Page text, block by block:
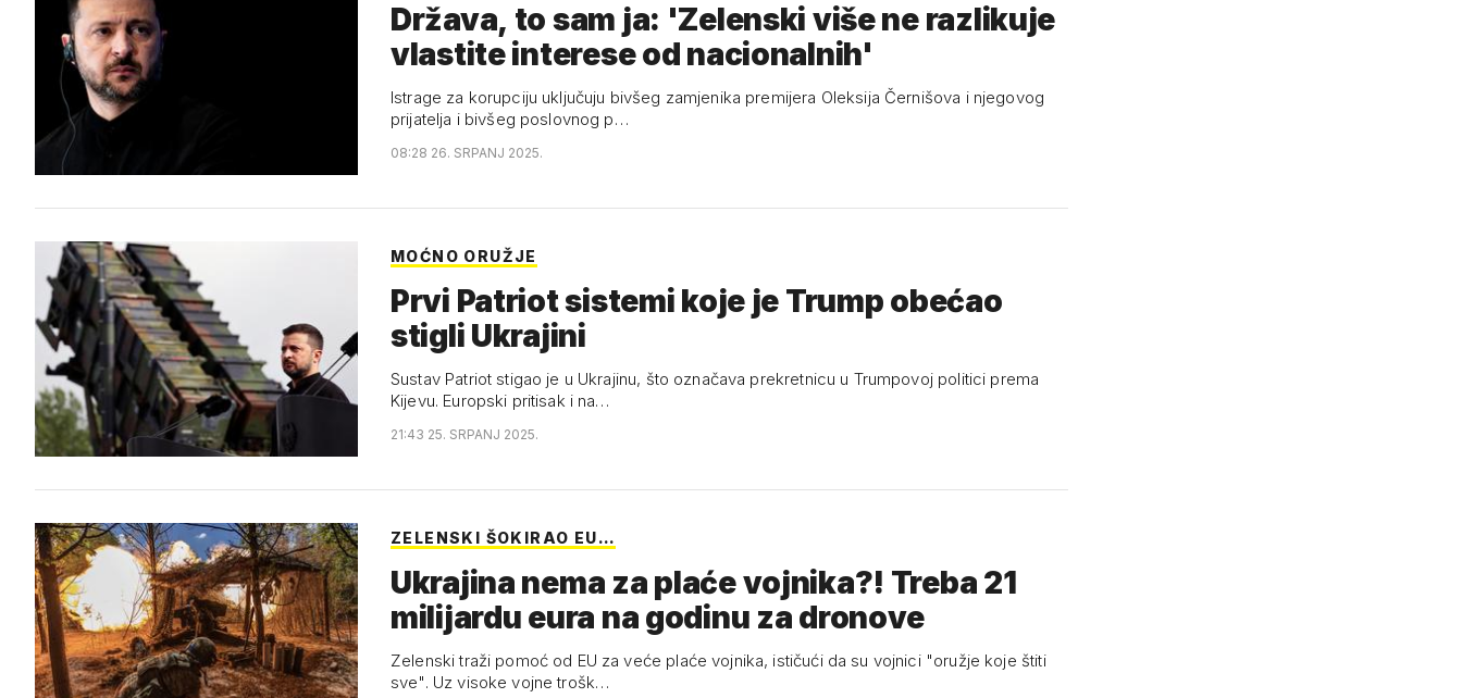
Država, to sam ja: 'Zelenski više ne razlikuje
vlastite interese od nacionalnih'
Istrage za korupciju uključuju bivšeg zamjenika premijera Oleksija Černišova i njegovog
prijatelja i bivšeg poslovnog p…
08:28 26. SRPANJ 2025.
MOĆNO ORUŽJE
Prvi Patriot sistemi koje je Trump obećao
stigli Ukrajini
Sustav Patriot stigao je u Ukrajinu, što označava prekretnicu u Trumpovoj politici prema
Kijevu. Europski pritisak i na…
21:43 25. SRPANJ 2025.
ZELENSKI ŠOKIRAO EU…
Ukrajina nema za plaće vojnika?! Treba 21
milijardu eura na godinu za dronove
Zelenski traži pomoć od EU za veće plaće vojnika, ističući da su vojnici "oružje koje štiti
sve". Uz visoke vojne trošk…